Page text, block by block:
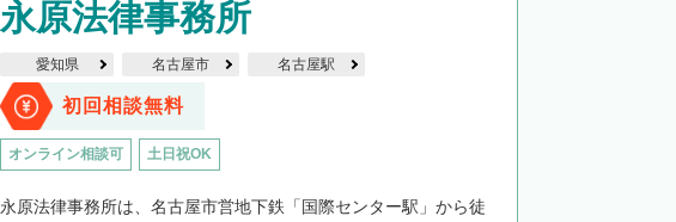
永原法律事務所
愛知県 名古屋市 名古屋駅
初回相談無料
オンライン相談可 土日祝OK
永原法律事務所は、名古屋市営地下鉄「国際センター駅」から徒